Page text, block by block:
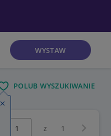
WYSTAW
POLUB WYSZUKIWANIE
z 1
Zamknij wskazówkę